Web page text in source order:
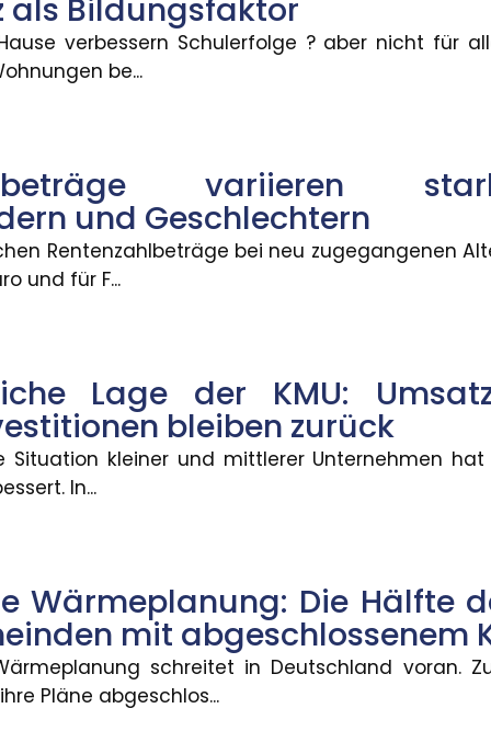
als Bildungsfaktor
verbessern Schulerfolge ? aber nicht für
be...
variieren
und Geschlechtern
Rentenzahlbeträge bei neu zugegangenen
und für F...
Lage der KMU:
bleiben zurück
Situation kleiner und mittlerer Unternehmen
In...
Wärmeplanung: Die Hälfte
mit abgeschlossenem
schreitet in Deutschland voran.
Pläne abgeschlos...
Umsatz und Gewinn
Unternehmen hat sich im zweiten Quartal
Die Hälfte der
Deutschland voran. Zum 30. Juni 2026 haben
Anschlussverbindungen können den
gestiegen
in Deutschland ist zwar gesunken, dafür
generierte Inhalte
in Deutschland KI-generierte Inhalte wie